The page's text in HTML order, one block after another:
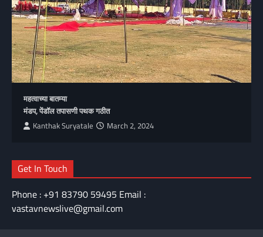
महत्वाच्या बातम्या
मंडप, पेंडॉल तपासणी पथक गठीत
Kanthak Suryatale March 2, 2024
Get In Touch
Phone : +91 83790 59495 Email :
vastavnewslive@gmail.com